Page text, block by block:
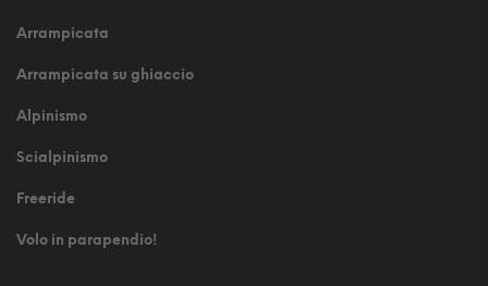
Arrampicata
Arrampicata su ghiaccio
Alpinismo
Scialpinismo
Freeride
Volo in parapendio!